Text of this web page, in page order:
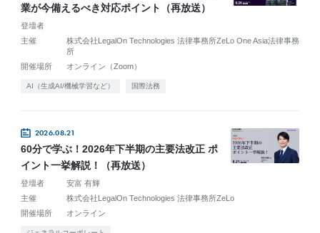
業が今備えるべき対応ポイント（再放送）
登壇者
主催
株式会社LegalOn Technologies 法律事務所ZeLo One Asia法律事務
所
開催場所
オンライン（Zoom）
AI（生成AI/機械学習など） 国際法務
2026.08.21
60分で学ぶ！2026年下半期の主要法改正 ポ
イント一挙解説！（再放送）
登壇者
安富 有輝
主催
株式会社LegalOn Technologies 法律事務所ZeLo
開催場所
オンライン